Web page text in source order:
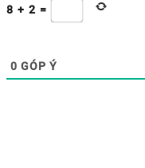
8 + 2 =
0 GÓP Ý